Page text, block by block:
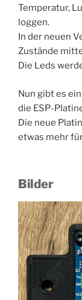
Temperatur,
loggen.
In der neuen
Zustände
Die Leds
Nun gibt es
die ESP-
Die neue
etwas mehr
Bilder